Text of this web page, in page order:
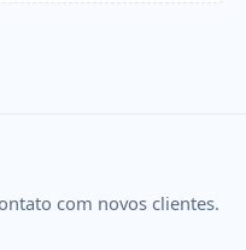
com novos clientes.